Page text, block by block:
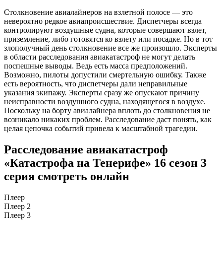
Столкновение авиалайнеров на взлетной полосе — это
невероятно редкое авиапроисшествие. Диспетчеры всегда
контролируют воздушные судна, которые совершают взлет,
приземление, либо готовятся ко взлету или посадке. Но в тот
злополучный день столкновение все же произошло. Эксперты
в области расследования авиакатастроф не могут делать
поспешные выводы. Ведь есть масса предположений.
Возможно, пилоты допустили смертельную ошибку. Также
есть вероятность, что диспетчеры дали неправильные
указания экипажу. Эксперты сразу же опускают причину
неисправности воздушного судна, находящегося в воздухе.
Поскольку на борту авиалайнера вплоть до столкновения не
возникало никаких проблем. Расследование даст понять, как
целая цепочка событий привела к масштабной трагедии.
Расследование авиакатастроф
«Катастрофа на Тенерифе» 16 сезон 3
серия смотреть онлайн
Плеер
Плеер 2
Плеер 3